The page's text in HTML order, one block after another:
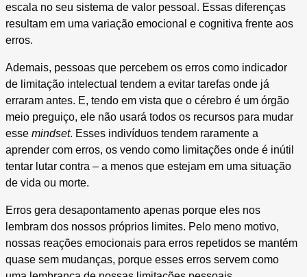
escala no seu sistema de valor pessoal. Essas diferenças
resultam em uma variação emocional e cognitiva frente aos
erros.
Ademais, pessoas que percebem os erros como indicador
de limitação intelectual tendem a evitar tarefas onde já
erraram antes. E, tendo em vista que o cérebro é um órgão
meio preguiço, ele não usará todos os recursos para mudar
esse mindset. Esses indivíduos tendem raramente a
aprender com erros, os vendo como limitações onde é inútil
tentar lutar contra – a menos que estejam em uma situação
de vida ou morte.
Erros gera desapontamento apenas porque eles nos
lembram dos nossos próprios limites. Pelo meno motivo,
nossas reações emocionais para erros repetidos se mantém
quase sem mudanças, porque esses erros servem como